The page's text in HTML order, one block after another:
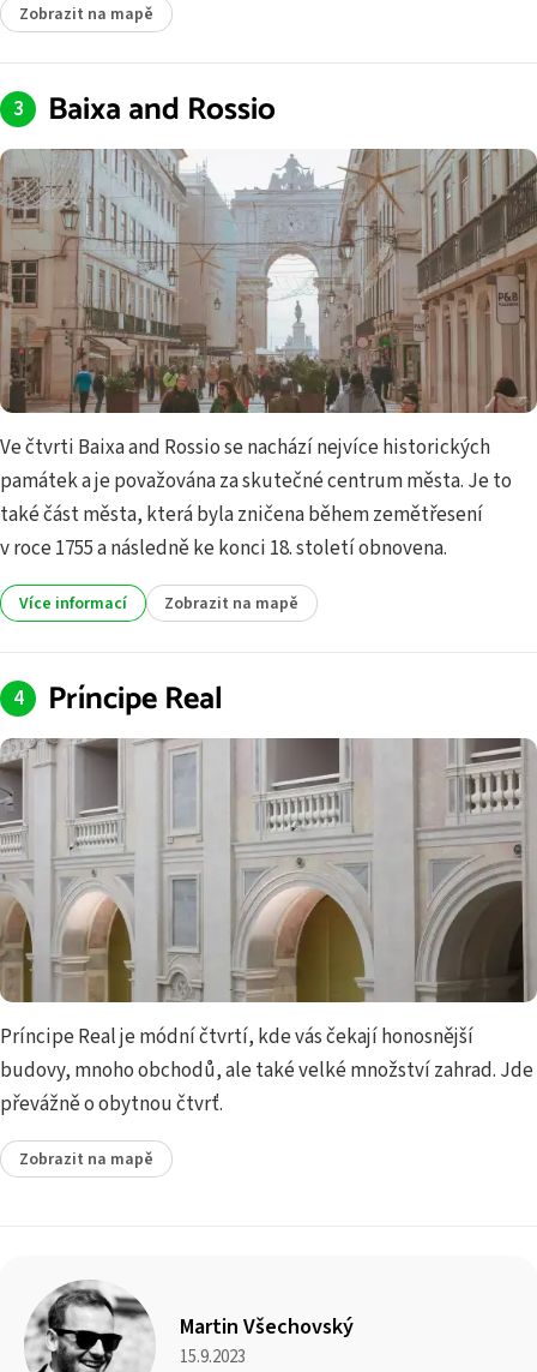
Zobrazit na mapě
Baixa and Rossio
Ve čtvrti Baixa and Rossio se nachází nejvíce historických
památek a je považována za skutečné centrum města. Je to
také část města, která byla zničena během zemětřesení
v roce 1755 a následně ke konci 18. století obnovena.
Více informací Zobrazit na mapě
Príncipe Real
Príncipe Real je módní čtvrtí, kde vás čekají honosnější
budovy, mnoho obchodů, ale také velké množství zahrad. Jde
převážně o obytnou čtvrť.
Zobrazit na mapě
Martin Všechovský
15.9.2023